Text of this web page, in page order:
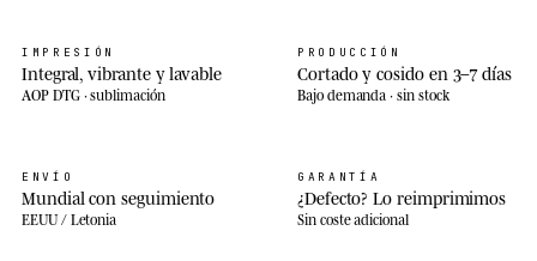
IMPRESIÓN
Integral, vibrante y lavable
AOP DTG · sublimación
PRODUCCIÓN
Cortado y cosido en 3–7 días
Bajo demanda · sin stock
ENVÍO
Mundial con seguimiento
EEUU / Letonia
GARANTÍA
¿Defecto? Lo reimprimimos
Sin coste adicional